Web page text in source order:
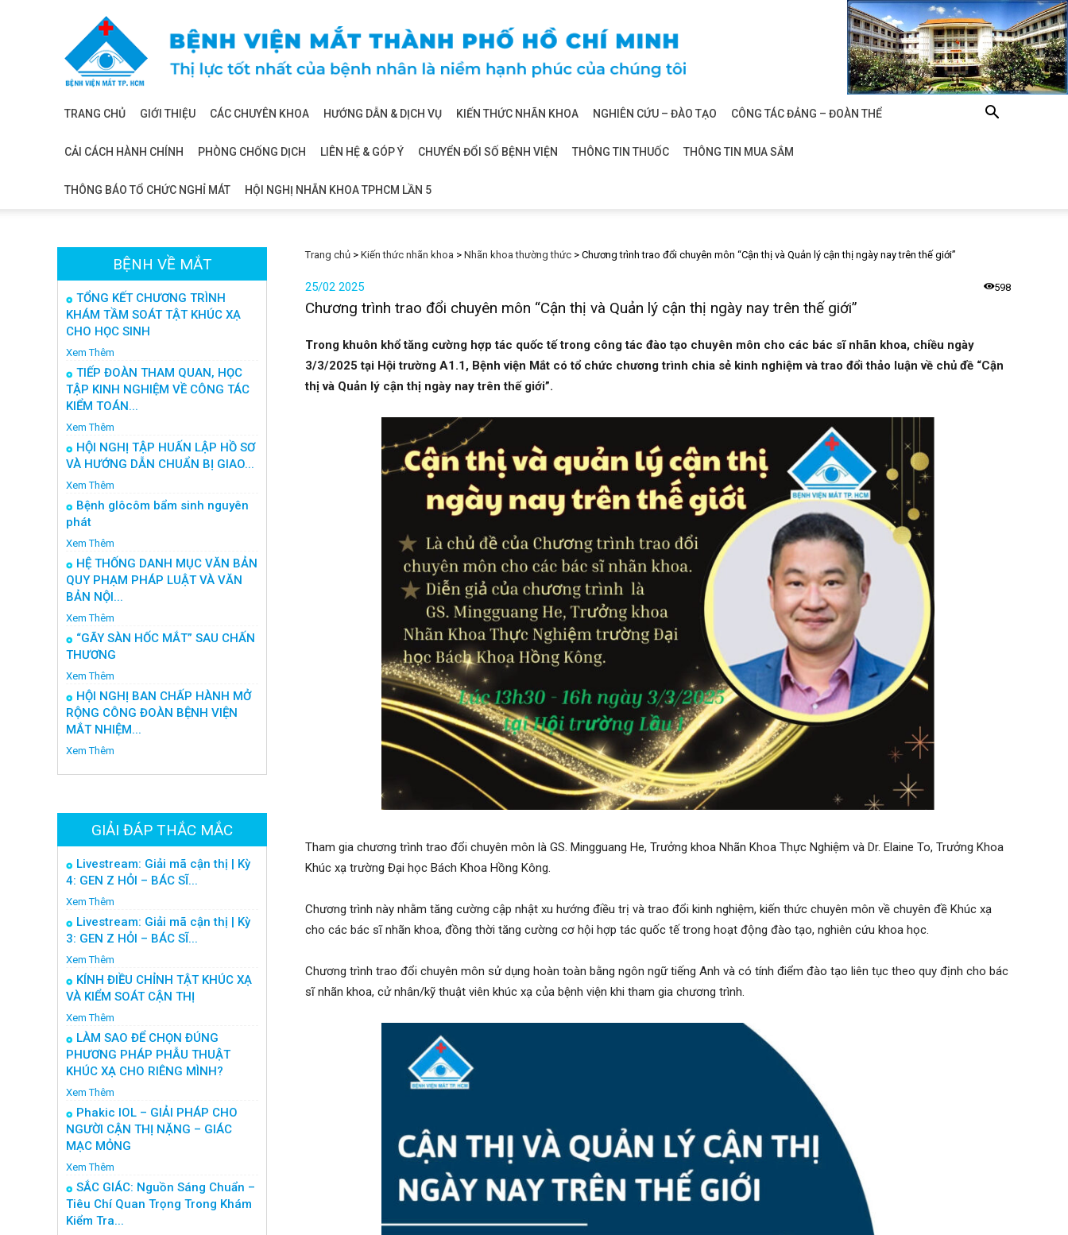
mắt
TRANG CHỦ GIỚI THIỆU CÁC CHUYÊN KHOA HƯỚNG DẪN & DỊCH VỤ KIẾN THỨC NHÃN KHOA NGHIÊN CỨU – ĐÀO TẠO CÔNG TÁC ĐẢNG – ĐOÀN THỂ
CẢI CÁCH HÀNH CHÍNH PHÒNG CHỐNG DỊCH LIÊN HỆ & GÓP Ý CHUYỂN ĐỔI SỐ BỆNH VIỆN THÔNG TIN THUỐC THÔNG TIN MUA SẮM
THÔNG BÁO TỔ CHỨC NGHỈ MÁT HỘI NGHỊ NHÃN KHOA TPHCM LẦN 5
Trang chủ > Kiến thức nhãn khoa > Nhãn khoa thường thức > Chương trình trao đổi chuyên môn “Cận thị và Quản lý cận thị ngày nay trên thế giới”
25/02 2025 598
Chương trình trao đổi chuyên môn “Cận thị và Quản lý cận thị ngày nay trên thế giới”
Trong khuôn khổ tăng cường hợp tác quốc tế trong công tác đào tạo chuyên môn cho các bác sĩ nhãn khoa, chiều ngày
3/3/2025 tại Hội trường A1.1, Bệnh viện Mắt có tổ chức chương trình chia sẻ kinh nghiệm và trao đổi thảo luận về chủ đề “Cận
thị và Quản lý cận thị ngày nay trên thế giới”.
Tham gia chương trình trao đổi chuyên môn là GS. Mingguang He, Trưởng khoa Nhãn Khoa Thực Nghiệm và Dr. Elaine To, Trưởng Khoa
Khúc xạ trường Đại học Bách Khoa Hồng Kông.
Chương trình này nhằm tăng cường cập nhật xu hướng điều trị và trao đổi kinh nghiệm, kiến thức chuyên môn về chuyên đề Khúc xạ
cho các bác sĩ nhãn khoa, đồng thời tăng cường cơ hội hợp tác quốc tế trong hoạt động đào tạo, nghiên cứu khoa học.
Chương trình trao đổi chuyên môn sử dụng hoàn toàn bằng ngôn ngữ tiếng Anh và có tính điểm đào tạo liên tục theo quy định cho bác
sĩ nhãn khoa, cử nhân/kỹ thuật viên khúc xạ của bệnh viện khi tham gia chương trình.
BỆNH VỀ MẮT
TỔNG KẾT CHƯƠNG TRÌNH
KHÁM TẦM SOÁT TẬT KHÚC XẠ
CHO HỌC SINH
Xem Thêm
TIẾP ĐOÀN THAM QUAN, HỌC
TẬP KINH NGHIỆM VỀ CÔNG TÁC
KIỂM TOÁN...
Xem Thêm
HỘI NGHỊ TẬP HUẤN LẬP HỒ SƠ
VÀ HƯỚNG DẪN CHUẨN BỊ GIAO...
Xem Thêm
Bệnh glôcôm bẩm sinh nguyên
phát
Xem Thêm
HỆ THỐNG DANH MỤC VĂN BẢN
QUY PHẠM PHÁP LUẬT VÀ VĂN
BẢN NỘI...
Xem Thêm
“GÃY SÀN HỐC MẮT” SAU CHẤN
THƯƠNG
Xem Thêm
HỘI NGHỊ BAN CHẤP HÀNH MỞ
RỘNG CÔNG ĐOÀN BỆNH VIỆN
MẮT NHIỆM...
Xem Thêm
GIẢI ĐÁP THẮC MẮC
Livestream: Giải mã cận thị | Kỳ
4: GEN Z HỎI – BÁC SĨ...
Xem Thêm
Livestream: Giải mã cận thị | Kỳ
3: GEN Z HỎI – BÁC SĨ...
Xem Thêm
KÍNH ĐIỀU CHỈNH TẬT KHÚC XẠ
VÀ KIỂM SOÁT CẬN THỊ
Xem Thêm
LÀM SAO ĐỂ CHỌN ĐÚNG
PHƯƠNG PHÁP PHẪU THUẬT
KHÚC XẠ CHO RIÊNG MÌNH?
Xem Thêm
Phakic IOL – GIẢI PHÁP CHO
NGƯỜI CẬN THỊ NẶNG – GIÁC
MẠC MỎNG
Xem Thêm
SẮC GIÁC: Nguồn Sáng Chuẩn –
Tiêu Chí Quan Trọng Trong Khám
Kiểm Tra...